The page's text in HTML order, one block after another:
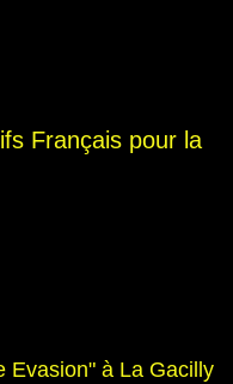
Français pour la
Evasion" à La Gacilly